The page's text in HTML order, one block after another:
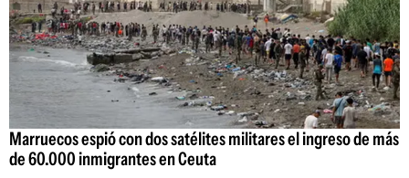
Marruecos espió con dos satélites militares el ingreso de más
de 60.000 inmigrantes en Ceuta